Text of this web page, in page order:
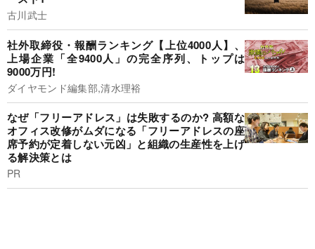
古川武士
社外取締役・報酬ランキング【上位4000人】、
上場企業「全9400人」の完全序列、トップは
9000万円!
ダイヤモンド編集部,清水理裕
なぜ「フリーアドレス」は失敗するのか? 高額な
オフィス改修がムダになる「フリーアドレスの座
席予約が定着しない元凶」と組織の生産性を上げ
る解決策とは
PR